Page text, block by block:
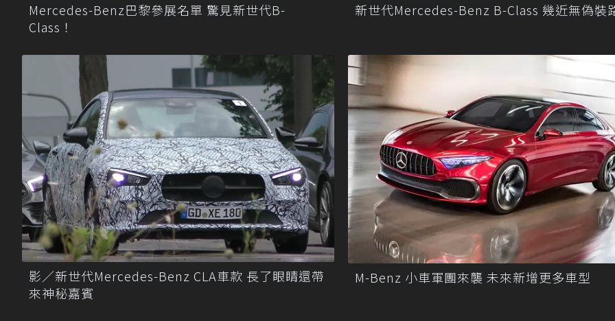
Mercedes-Benz巴黎參展名單 驚見新世代B-
Class！
新世代Mercedes-Benz B-Class 幾近無偽裝
影／新世代Mercedes-Benz CLA車款 長了眼睛還帶
來神秘嘉賓
M-Benz 小車軍團來襲 未來新增更多車型